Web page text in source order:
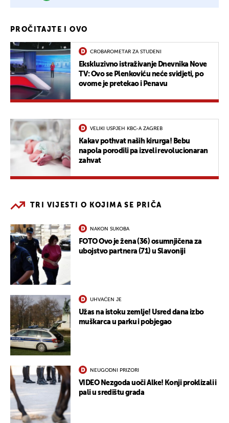
PROČITAJTE I OVO
CROBAROMETAR ZA STUDENI
Ekskluzivno istraživanje Dnevnika Nove
TV: Ovo se Plenkoviću neće svidjeti, po
ovome je pretekao i Penavu
VELIKI USPJEH KBC-A ZAGREB
Kakav pothvat naših kirurga! Bebu
napola porodili pa izveli revolucionaran
zahvat
TRI VIJESTI O KOJIMA SE PRIČA
NAKON SUKOBA
FOTO Ovo je žena (36) osumnjičena za
ubojstvo partnera (71) u Slavoniji
UHVAĆEN JE
Užas na istoku zemlje! Usred dana izbo
muškarca u parku i pobjegao
NEUGODNI PRIZORI
VIDEO Nezgoda uoči Alke! Konji proklizali i
pali u središtu grada